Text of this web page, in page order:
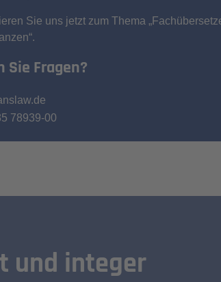
Sie uns jetzt zum Thema
Sie Fragen?
78939-00
und integer